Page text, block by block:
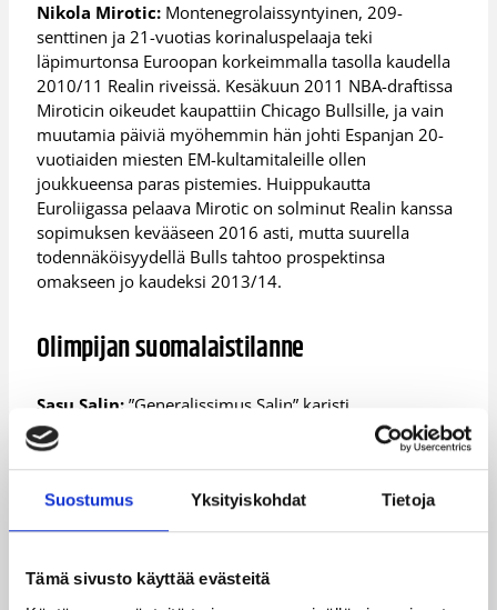
Suostumus Yksityiskohdat Tietoja
Tämä sivusto käyttää evästeitä
Nikola Mirotic: Montenegrolaissyntyinen, 209-
senttinen ja 21-vuotias korinaluspelaaja teki
läpimurtonsa Euroopan korkeimmalla tasolla kaudella
2010/11 Realin riveissä. Kesäkuun 2011 NBA-draftissa
Miroticin oikeudet kaupattiin Chicago Bullsille, ja vain
muutamia päiviä myöhemmin hän johti Espanjan 20-
vuotiaiden miesten EM-kultamitaleille ollen
joukkueensa paras pistemies. Huippukautta
Euroliigassa pelaava Mirotic on solminut Realin kanssa
sopimuksen kevääseen 2016 asti, mutta suurella
todennäköisyydellä Bulls tahtoo prospektinsa
omakseen jo kaudeksi 2013/14.
Olimpijan suomalaistilanne
Sasu Salin: ”Generalissimus Salin” karisti
nilkkavammansa ja palasi viikon takaisessa Himki-
ottelussa Olimpijan avausviisikkoon. Salin ei aristellut,
vaan oli kertaheitolla joukkueensa levypallokakkonen
sekä toiseksi paras pistemies. Realia vastaan Olimpija
tarvitsee Salinilta hänen tavaramerkkejään:
hiillostamista sekä kolmen pisteen tikareita NBA-